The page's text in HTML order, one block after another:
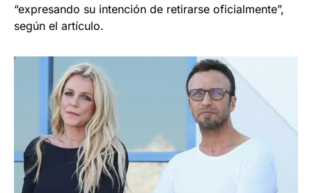
“expresando su intención de retirarse oficialmente”,
según el artículo.